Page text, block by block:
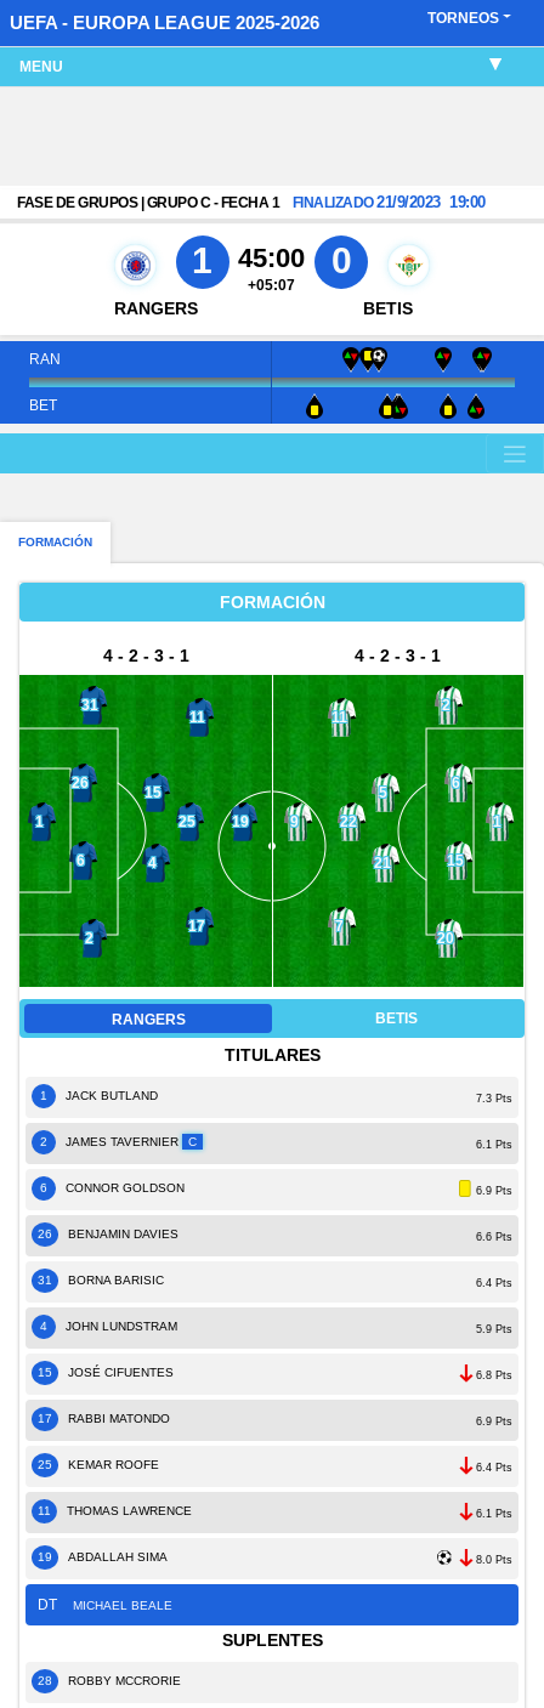
UEFA - EUROPA LEAGUE 2025-2026 TORNEOS
MENU
FASE DE GRUPOS | GRUPO C - FECHA 1 FINALIZADO21/9/2023 19:00
RANGERS
1 45:00
+05:07
0
BETIS
RAN
BET
FORMACIÓN
FORMACIÓN
4 - 2 - 3 - 1
1
31
26
6
2
15
4
11
25
17
19
4 - 2 - 3 - 1
1
2
6
15
20
5
21
11
22
7
9
RANGERS BETIS
TITULARES
1 JACK BUTLAND 7.3 Pts
2 JAMES TAVERNIER C 6.1 Pts
6 CONNOR GOLDSON 6.9 Pts
26 BENJAMIN DAVIES 6.6 Pts
31 BORNA BARISIC 6.4 Pts
4 JOHN LUNDSTRAM 5.9 Pts
15 JOSÉ CIFUENTES 6.8 Pts
17 RABBI MATONDO 6.9 Pts
25 KEMAR ROOFE 6.4 Pts
11 THOMAS LAWRENCE 6.1 Pts
19 ABDALLAH SIMA 8.0 Pts
DT MICHAEL BEALE
SUPLENTES
28 ROBBY MCCRORIE